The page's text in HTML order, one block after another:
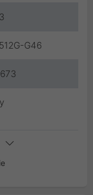
G46